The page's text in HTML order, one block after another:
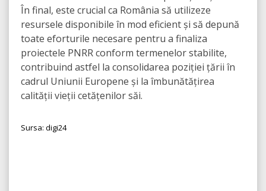
În final, este crucial ca România să utilizeze
resursele disponibile în mod eficient și să depună
toate eforturile necesare pentru a finaliza
proiectele PNRR conform termenelor stabilite,
contribuind astfel la consolidarea poziției țării în
cadrul Uniunii Europene și la îmbunătățirea
calității vieții cetățenilor săi.
Sursa: digi24